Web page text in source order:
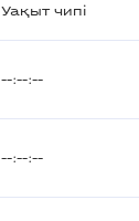
Уақыт чипі
--:--:--
--:--:--